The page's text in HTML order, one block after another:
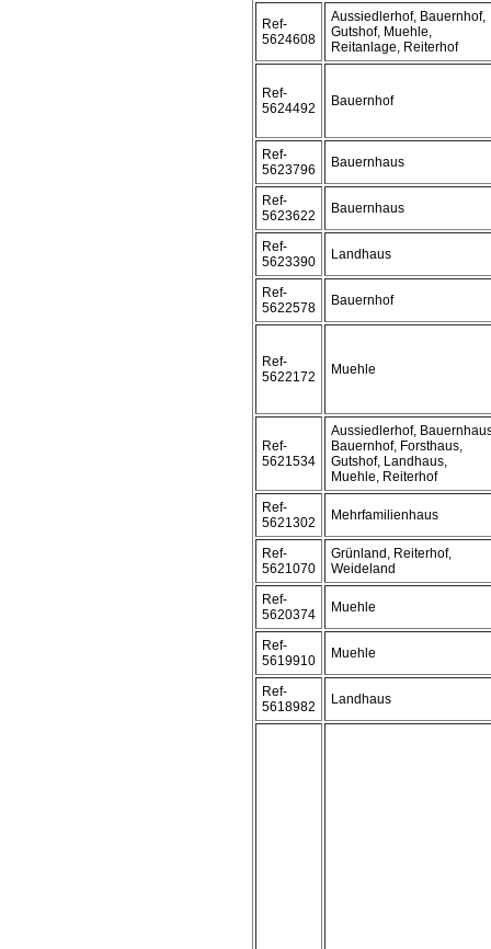
Ref-
5624608
Aussiedlerhof, Bauernhof,
Gutshof, Muehle,
Reitanlage, Reiterhof
Ref-
5624492
Bauernhof
Ref-
5623796
Bauernhaus
Ref-
5623622
Bauernhaus
Ref-
5623390
Landhaus
Ref-
5622578
Bauernhof
Ref-
5622172
Muehle
Ref-
5621534
Aussiedlerhof,
Bauernhof, Forsthaus,
Gutshof, Landhaus,
Muehle, Reiterhof
Ref-
5621302
Mehrfamilienhaus
Ref-
5621070
Grünland, Reiterhof,
Weideland
Ref-
5620374
Muehle
Ref-
5619910
Muehle
Ref-
5618982
Landhaus